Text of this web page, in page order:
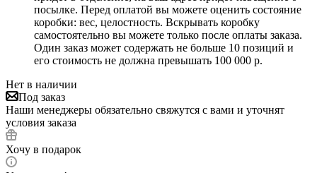
посылке. Перед оплатой вы можете оценить состояние
коробки: вес, целостность. Вскрывать коробку
самостоятельно вы можете только после оплаты заказа.
Один заказ может содержать не больше 10 позиций и
его стоимость не должна превышать 100 000 р.
Нет в наличии
Под заказ
Наши менеджеры обязательно свяжутся с вами и уточнят
условия заказа
Хочу в подарок